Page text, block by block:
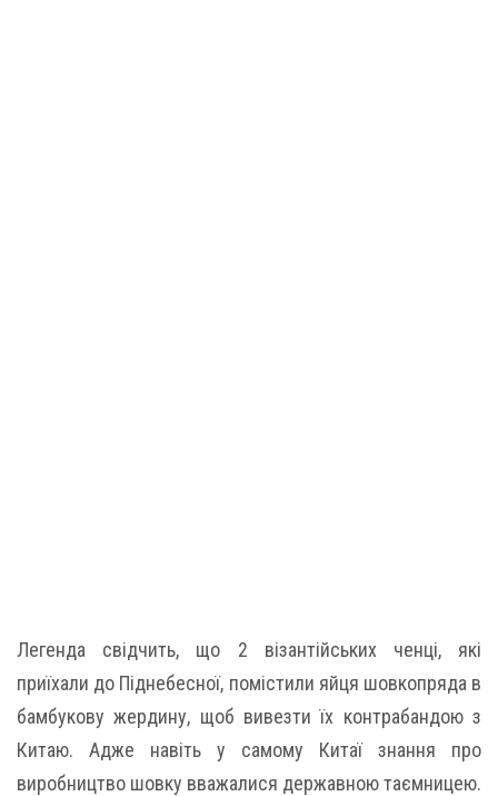
Легенда свідчить, що 2 візантійських ченці, які
приїхали до Піднебесної, помістили яйця шовкопряда в
бамбукову жердину, щоб вивезти їх контрабандою з
Китаю. Адже навіть у самому Китаї знання про
виробництво шовку вважалися державною таємницею.